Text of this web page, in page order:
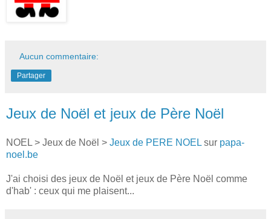
Aucun commentaire:
Partager
Jeux de Noël et jeux de Père Noël
NOEL > Jeux de Noël > Jeux de PERE NOEL sur papa-
noel.be
J'ai choisi des jeux de Noël et jeux de Père Noël comme
d'hab' : ceux qui me plaisent...